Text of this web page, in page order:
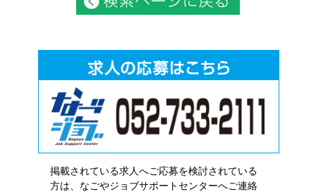
掲載されている求人へご応募を検討されている
方は、なごやジョブサポートセンターへご連絡